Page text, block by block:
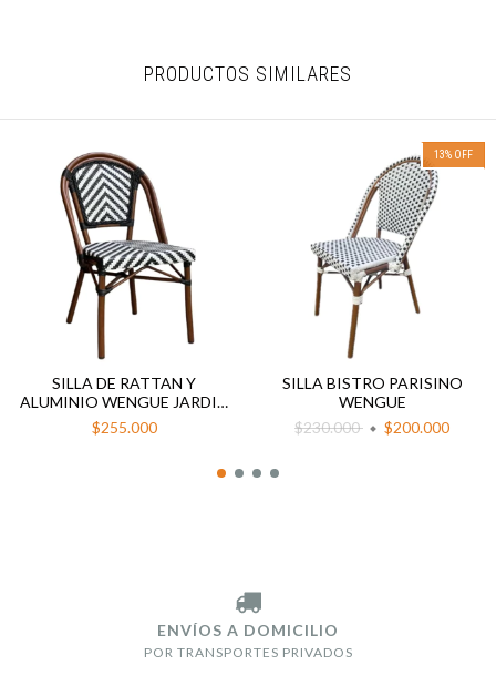
PRODUCTOS SIMILARES
SILLA DE RATTAN Y
ALUMINIO WENGUE JARDIN
EXTERIOR NANTES
$255.000
13% OFF
SILLA BISTRO PARISINO
WENGUE
$230.000
$200.000
ENVÍOS A DOMICILIO
POR TRANSPORTES PRIVADOS